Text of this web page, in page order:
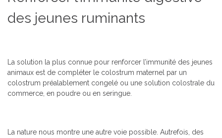
des jeunes ruminants
La solution la plus connue pour renforcer l’immunité des jeunes
animaux est de compléter le colostrum maternel par un
colostrum préalablement congelé ou une solution colostrale du
commerce, en poudre ou en seringue.
La nature nous montre une autre voie possible. Autrefois, des